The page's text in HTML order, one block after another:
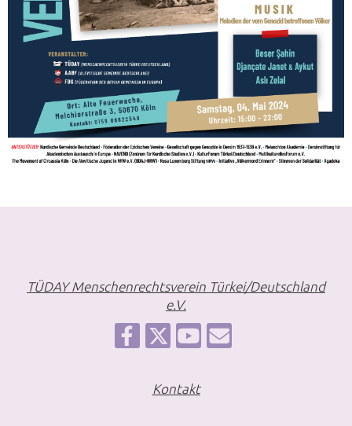
TÜDAY Menschenrechtsverein Türkei/Deutschland
e.V.
Kontakt